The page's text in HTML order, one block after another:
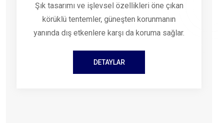
Şık tasarımı ve işlevsel özellikleri öne çıkan
körüklü tentemler, güneşten korunmanın
yanında dış etkenlere karşı da koruma sağlar.
DETAYLAR